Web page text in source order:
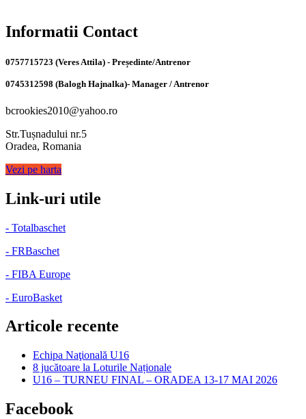
Informatii Contact
0757715723 (Veres Attila) - Președinte/Antrenor
0745312598 (Balogh Hajnalka)- Manager / Antrenor
bcrookies2010@yahoo.ro
Str.Tușnadului nr.5
Oradea, Romania
Vezi pe harta
Link-uri utile
- Totalbaschet
- FRBaschet
- FIBA Europe
- EuroBasket
Articole recente
Echipa Naţională U16
8 jucătoare la Loturile Naționale
U16 – TURNEU FINAL – ORADEA 13-17 MAI 2026
Facebook